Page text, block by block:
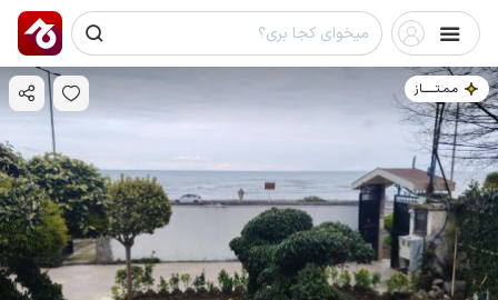
مـمـتــــــاز